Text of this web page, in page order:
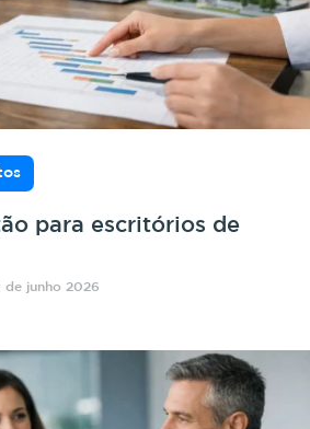
para escritórios de
de junho 2026